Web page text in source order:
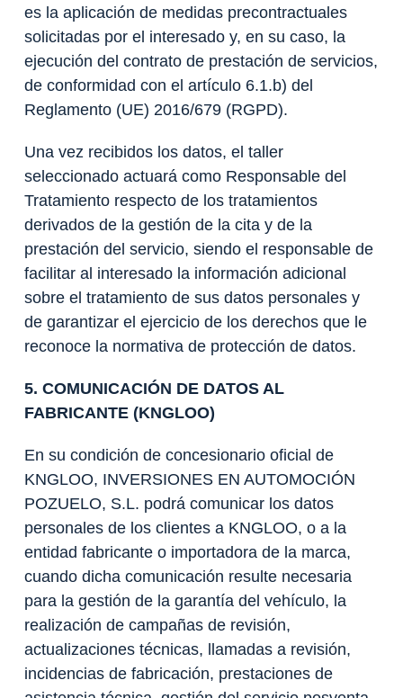
es la aplicación de medidas precontractuales
solicitadas por el interesado y, en su caso, la
ejecución del contrato de prestación de servicios,
de conformidad con el artículo 6.1.b) del
Reglamento (UE) 2016/679 (RGPD).
Una vez recibidos los datos, el taller
seleccionado actuará como Responsable del
Tratamiento respecto de los tratamientos
derivados de la gestión de la cita y de la
prestación del servicio, siendo el responsable de
facilitar al interesado la información adicional
sobre el tratamiento de sus datos personales y
de garantizar el ejercicio de los derechos que le
reconoce la normativa de protección de datos.
5. COMUNICACIÓN DE DATOS AL
FABRICANTE (KNGLOO)
En su condición de concesionario oficial de
KNGLOO, INVERSIONES EN AUTOMOCIÓN
POZUELO, S.L. podrá comunicar los datos
personales de los clientes a KNGLOO, o a la
entidad fabricante o importadora de la marca,
cuando dicha comunicación resulte necesaria
para la gestión de la garantía del vehículo, la
realización de campañas de revisión,
actualizaciones técnicas, llamadas a revisión,
incidencias de fabricación, prestaciones de